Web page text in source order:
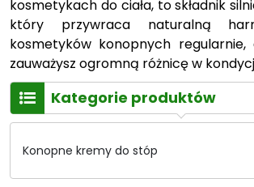
kosmetykach do ciała, to składnik
który przywraca naturalną
kosmetyków konopnych
zauważysz ogromną różnicę w
Kategorie produktów
Konopne kremy do stóp